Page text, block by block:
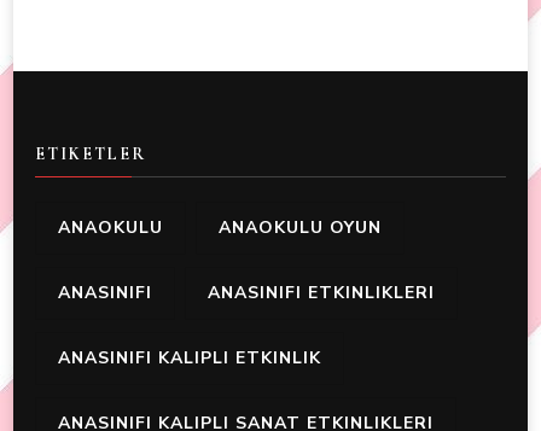
ETIKETLER
ANAOKULU ANAOKULU OYUN
ANASINIFI ANASINIFI ETKINLIKLERI
ANASINIFI KALIPLI ETKINLIK
ANASINIFI KALIPLI SANAT ETKINLIKLERI